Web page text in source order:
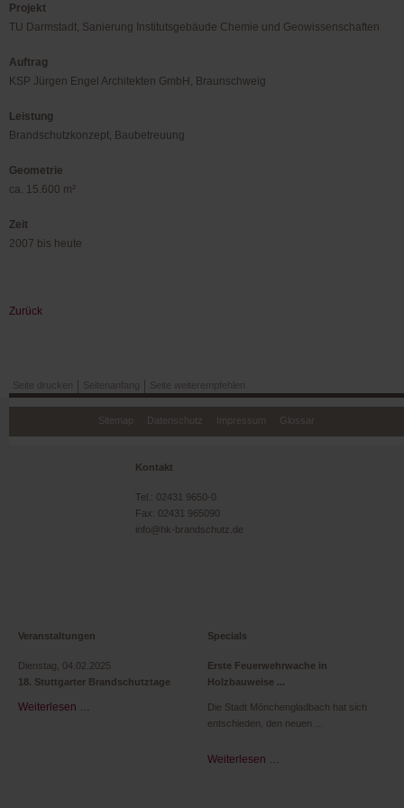
Projekt
TU Darmstadt, Sanierung Institutsgebäude Chemie und Geowissenschaften
Auftrag
KSP Jürgen Engel Architekten GmbH, Braunschweig
Leistung
Brandschutzkonzept, Baubetreuung
Geometrie
ca. 15.600 m²
Zeit
2007 bis heute
Zurück
Seite drucken Seitenanfang Seite weiterempfehlen
Sitemap Datenschutz Impressum Glossar
Kontakt
Tel.: 02431 9650-0
Fax: 02431 965090
info@hk-brandschutz.de
Veranstaltungen
Dienstag, 04.02.2025
18. Stuttgarter Brandschutztage
Weiterlesen …
Specials
Erste Feuerwehrwache in
Holzbauweise
Die Stadt Mönchengladbach hat sich
entschieden, den neuen
Weiterlesen …